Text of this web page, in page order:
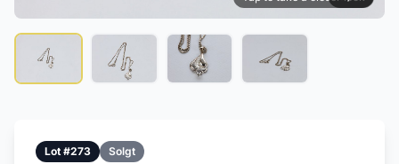
Lot #273 Solgt